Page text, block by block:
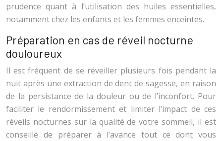
prudence quant à l’utilisation des huiles essentielles,
notamment chez les enfants et les femmes enceintes.
Préparation en cas de réveil nocturne
douloureux
Il est fréquent de se réveiller plusieurs fois pendant la
nuit après une extraction de dent de sagesse, en raison
de la persistance de la douleur ou de l’inconfort. Pour
faciliter le rendormissement et limiter l’impact de ces
réveils nocturnes sur la qualité de votre sommeil, il est
conseillé de préparer à l’avance tout ce dont vous